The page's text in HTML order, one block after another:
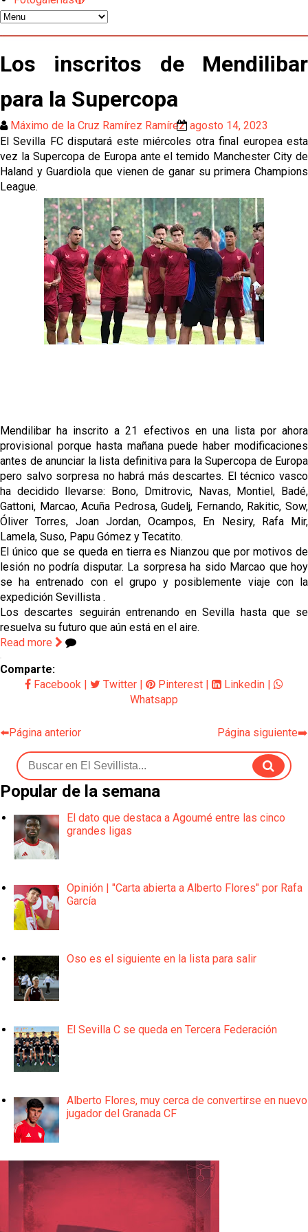
gestión de un inválido Consejo
El Sevilla C se queda en Tercera Federación
Luis García Plaza: No sufrir ya es un paso adelante
El Sevilla FC plantea ampliar hasta cinco fichajes
más antes del cierre
Djibril Sow pone rumbo a Italia para firmar su nuevo
contrato con el Genoa
Kochorashvili, seria opción para reforzar el centro
del campo sevillista
Sow muy cerca de cerrar su traspaso al Genoa
Oso es el siguiente en la lista para salir
Celta y Rayo agitan el mercado de La Liga
Previa | El Sevilla FC cierra la pretemporada con el
exigente choque ante el Bayer Leverkusen
Los inscritos de Mendilibar
para la Supercopa
Máximo de la Cruz Ramírez Ramírez agosto 14, 2023
El Sevilla FC disputará este miércoles otra final europea esta
vez la Supercopa de Europa ante el temido Manchester City de
Haland y Guardiola que vienen de ganar su primera Champions
League.
Mendilibar ha inscrito a 21 efectivos en una lista por ahora
provisional porque hasta mañana puede haber modificaciones
antes de anunciar la lista definitiva para la Supercopa de Europa
pero salvo sorpresa no habrá más descartes. El técnico vasco
ha decidido llevarse: Bono, Dmitrovic, Navas, Montiel, Badé,
Gattoni, Marcao, Acuña Pedrosa, Gudelj, Fernando, Rakitic, Sow,
Óliver Torres, Joan Jordan, Ocampos, En Nesiry, Rafa Mir,
Lamela, Suso, Papu Gómez y Tecatito.
El único que se queda en tierra es Nianzou que por motivos de
lesión no podría disputar. La sorpresa ha sido Marcao que hoy
se ha entrenado con el grupo y posiblemente viaje con la
expedición Sevillista .
Los descartes seguirán entrenando en Sevilla hasta que se
resuelva su futuro que aún está en el aire.
Read more
Comparte:
Facebook
Twitter Pinterest Linkedin
Whatsapp
⬅️Página anterior Página siguiente➡️
Popular de la semana
El dato que destaca a Agoumé entre las cinco
grandes ligas
Opinión | "Carta abierta a Alberto Flores" por Rafa
García
Oso es el siguiente en la lista para salir
El Sevilla C se queda en Tercera Federación
Alberto Flores, muy cerca de convertirse en nuevo
jugador del Granada CF